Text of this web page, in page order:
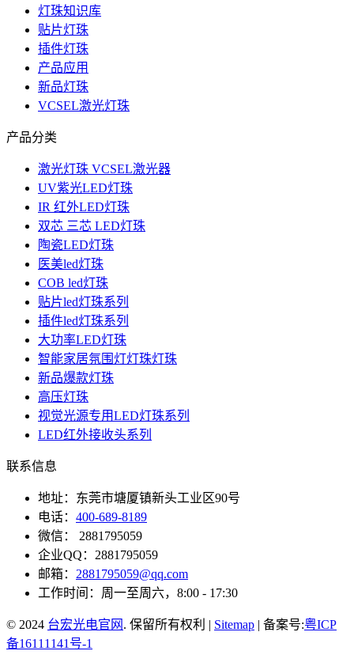
灯珠知识库
贴片灯珠
插件灯珠
产品应用
新品灯珠
VCSEL激光灯珠
产品分类
激光灯珠 VCSEL激光器
UV紫光LED灯珠
IR 红外LED灯珠
双芯 三芯 LED灯珠
陶瓷LED灯珠
医美led灯珠
COB led灯珠
贴片led灯珠系列
插件led灯珠系列
大功率LED灯珠
智能家居氛围灯灯珠灯珠
新品爆款灯珠
高压灯珠
视觉光源专用LED灯珠系列
LED红外接收头系列
联系信息
地址：东莞市塘厦镇新头工业区90号
电话： 400-689-8189
微信： 2881795059
企业QQ：2881795059
邮箱： 2881795059@qq.com
工作时间：周一至周六，8:00 - 17:30
© 2024 台宏光电官网 . 保留所有权利 | Sitemap | 备案号:粤ICP
备16111141号-1